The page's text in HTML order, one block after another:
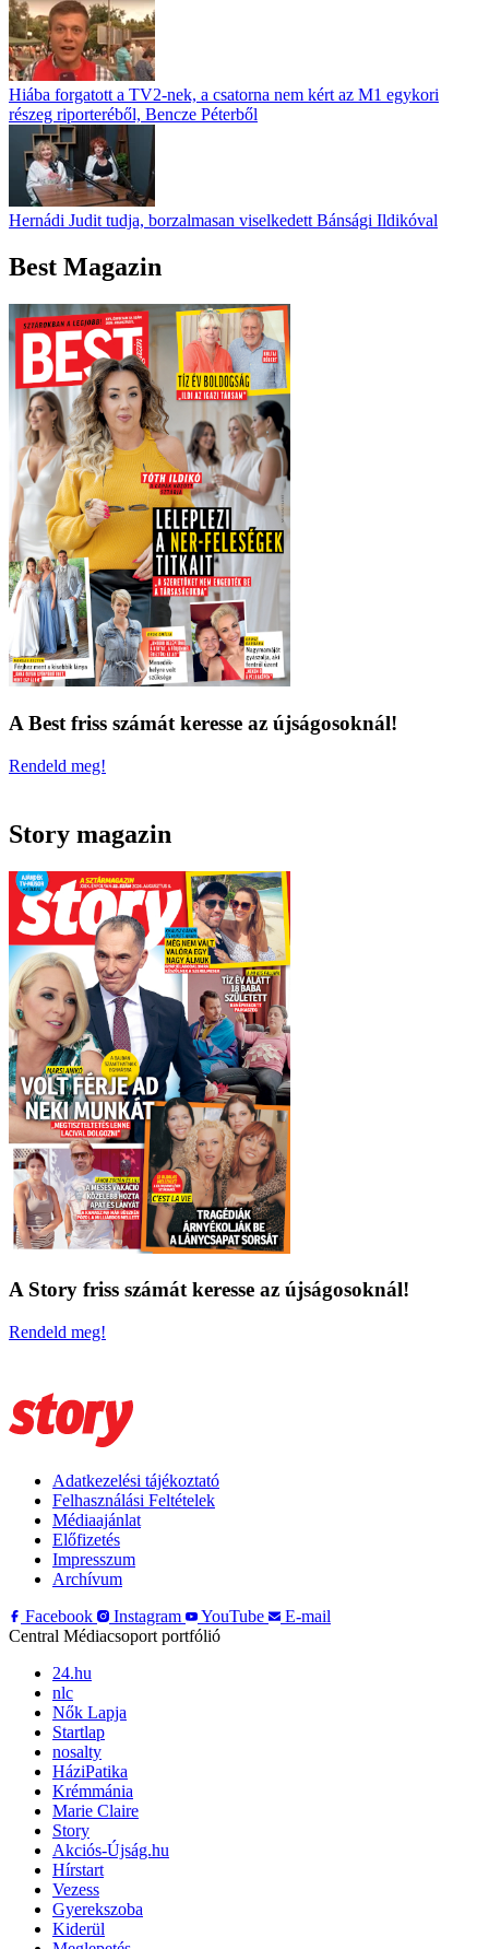
Hiába forgatott a TV2-nek, a csatorna nem kért az M1 egykori
részeg riporteréből, Bencze Péterből
Hernádi Judit tudja, borzalmasan viselkedett Bánsági Ildikóval
Best Magazin
A Best friss számát keresse az újságosoknál!
Rendeld meg!
Story magazin
A Story friss számát keresse az újságosoknál!
Rendeld meg!
Adatkezelési tájékoztató
Felhasználási Feltételek
Médiaajánlat
Előfizetés
Impresszum
Archívum
Facebook
Instagram YouTube
E-mail
Central Médiacsoport portfólió
24.hu
nlc
Nők Lapja
Startlap
nosalty
HáziPatika
Krémmánia
Marie Claire
Story
Akciós-Újság.hu
Hírstart
Vezess
Gyerekszoba
Kiderül